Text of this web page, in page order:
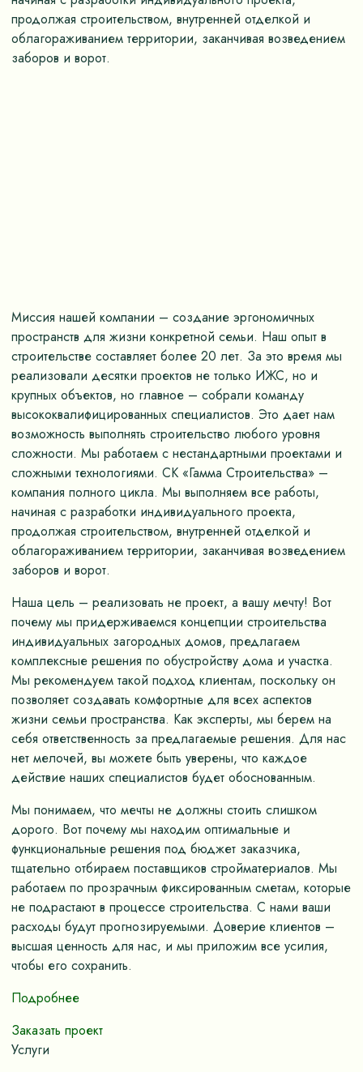
продолжая строительством, внутренней отделкой и
облагораживанием территории, заканчивая возведением
заборов и ворот.
Миссия нашей компании – создание эргономичных
пространств для жизни конкретной семьи. Наш опыт в
строительстве составляет более 20 лет. За это время мы
реализовали десятки проектов не только ИЖС, но и
крупных объектов, но главное – собрали команду
высококвалифицированных специалистов. Это дает нам
возможность выполнять строительство любого уровня
сложности. Мы работаем с нестандартными проектами и
сложными технологиями. СК «Гамма Строительства» –
компания полного цикла. Мы выполняем все работы,
начиная с разработки индивидуального проекта,
продолжая строительством, внутренней отделкой и
облагораживанием территории, заканчивая возведением
заборов и ворот.
Наша цель – реализовать не проект, а вашу мечту! Вот
почему мы придерживаемся концепции строительства
индивидуальных загородных домов, предлагаем
комплексные решения по обустройству дома и участка.
Мы рекомендуем такой подход клиентам, поскольку он
позволяет создавать комфортные для всех аспектов
жизни семьи пространства. Как эксперты, мы берем на
себя ответственность за предлагаемые решения. Для нас
нет мелочей, вы можете быть уверены, что каждое
действие наших специалистов будет обоснованным.
Мы понимаем, что мечты не должны стоить слишком
дорого. Вот почему мы находим оптимальные и
функциональные решения под бюджет заказчика,
тщательно отбираем поставщиков стройматериалов. Мы
работаем по прозрачным фиксированным сметам, которые
не подрастают в процессе строительства. С нами ваши
расходы будут прогнозируемыми. Доверие клиентов –
высшая ценность для нас, и мы приложим все усилия,
чтобы его сохранить.
Подробнее
Заказать проект
Услуги